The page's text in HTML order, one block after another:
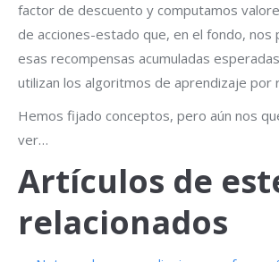
factor de descuento y computamos
de acciones-estado que, en el fondo, nos
esas recompensas acumuladas
utilizan los algoritmos de aprendizaje por
Hemos fijado conceptos, pero aún nos
ver…
Artículos de
relacionados